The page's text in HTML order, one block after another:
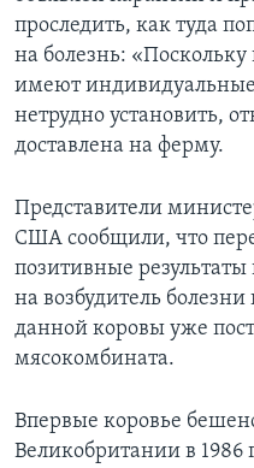
проследить, как туда
на болезнь:
имеют
нетрудно установить,
доставлена на ферму.
Представители
США сообщили, что
позитивные результаты
на возбудитель
данной коровы уже
мясокомбината.
Впервые коровье
Великобритании в 1986